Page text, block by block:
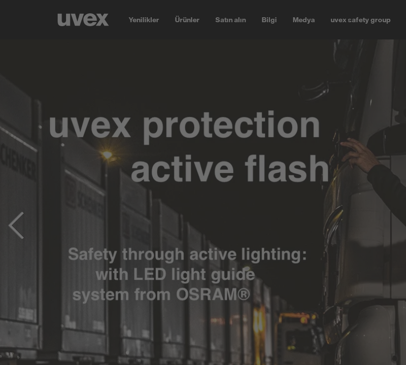
Yenilikler Ürünler Satın alın Bilgi Medya uvex safety group